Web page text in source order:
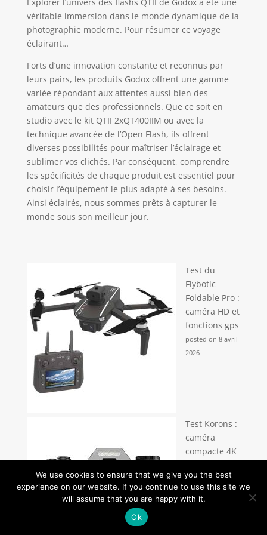
groupes de flash (0 ~ 9, A ~ F) et 32 canaux (1 ~ 32),
évitant efficacement l'interférence du signal.
Explorer l’univers des flashs QTII de Godox a été une
véritable immersion dans le monde dynamique de la
photographie moderne. Pour résumer ce voyage
éclairant…
Forts d’une innovation constante et reconnus par
leurs pairs, les produits Godox offrent une gamme
variée répondant aux attentes aussi bien des
amateurs que des professionnels. Que ce soit en
studio avec le kit QTII 2xQT400IIM ou avec la
technique avancée de l’Open Flash, ils offrent
diverses possibilités pour maîtriser l’éclairage et
sublimer vos clichés. Par conséquent, comprendre
les spécificités de chaque produit est essentiel pour
choisir l’équipement le plus adapté à ses besoins.
Ainsi éclairés, nous sommes prêts à capturer le
monde sous son meilleur jour.
Test du
Flybotic
Foldable Pro :
caméra HD et
fonctions gps
posted on 8 avril
2026
Test Korons :
caméra
compacte 4K
débutants
posted on 4 mars
We use cookies to ensure that we give you the best
experience on our website. If you continue to use this site we
will assume that you are happy with it.
Ok